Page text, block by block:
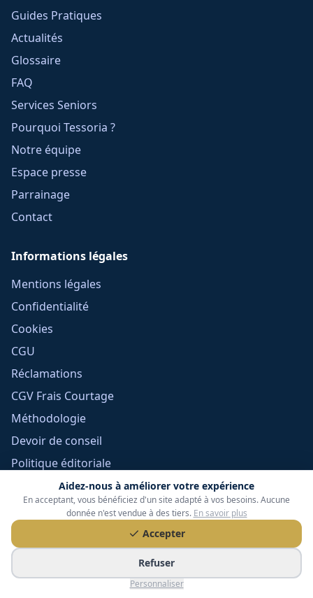
Aidez-nous à améliorer votre expérience
En acceptant, vous bénéficiez d'un site adapté à vos besoins. Aucune
donnée n'est vendue à des tiers. En savoir plus
Accepter
Refuser
Personnaliser
Guides Pratiques
Actualités
Glossaire
FAQ
Services Seniors
Pourquoi Tessoria ?
Notre équipe
Espace presse
Parrainage
Contact
Informations légales
Mentions légales
Confidentialité
Cookies
CGU
Réclamations
CGV Frais Courtage
Méthodologie
Devoir de conseil
Politique éditoriale
Gérer mes cookies